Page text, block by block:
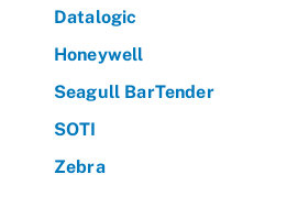
Datalogic
Honeywell
Seagull BarTender
SOTI
Zebra